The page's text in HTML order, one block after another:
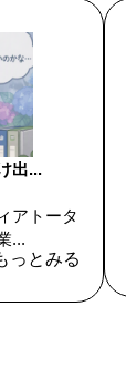
出...
アトータ
...
っとみる